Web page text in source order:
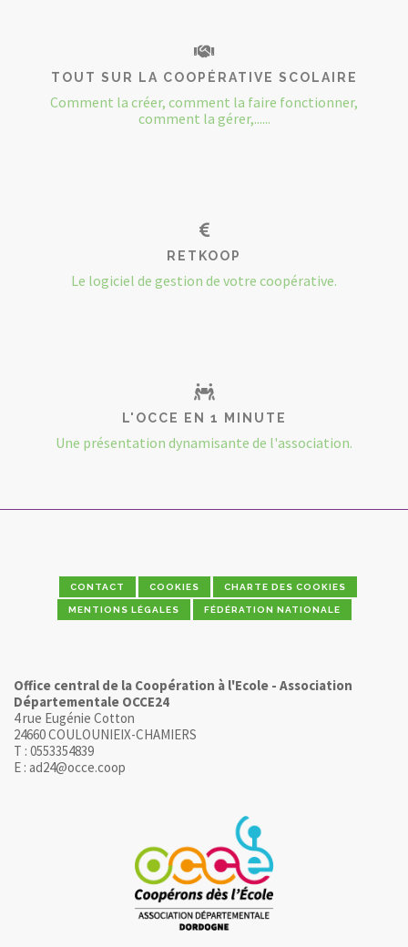
TOUT SUR LA COOPÉRATIVE SCOLAIRE
Comment la créer, comment la faire fonctionner,
comment la gérer,......
RETKOOP
Le logiciel de gestion de votre coopérative.
L'OCCE EN 1 MINUTE
Une présentation dynamisante de l'association.
CONTACT COOKIES CHARTE DES COOKIES
MENTIONS LÉGALES FÉDÉRATION NATIONALE
Office central de la Coopération à l'Ecole - Association
Départementale OCCE24
4 rue Eugénie Cotton
24660 COULOUNIEIX-CHAMIERS
T : 0553354839
E : ad24@occe.coop